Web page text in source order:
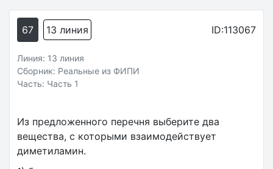
67 13 линия ID:113067
Линия: 13 линия
Сборник: Реальные из ФИПИ
Часть: Часть 1
Из предложенного перечня выберите два
вещества, с которыми взаимодействует
диметиламин.